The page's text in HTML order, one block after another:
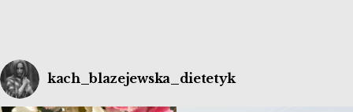
kach_blazejewska_dietetyk